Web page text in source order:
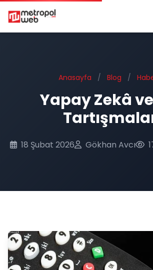
Ana içeriğe geç
Anasayfa / Blog /
Yapay Zekâ
18 Şubat 2026 Gökhan Avcı